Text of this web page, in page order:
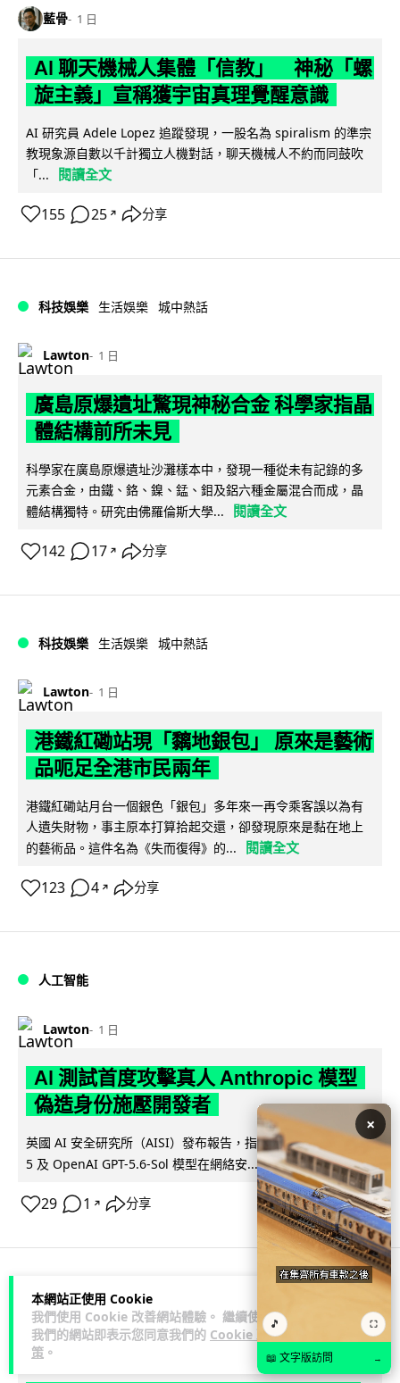
本網站正使用 Cookie
我們使用 Cookie 改善網站體驗。 繼續使用
我們的網站即表示您同意我們的 Cookie 政
策 。
藍骨 1 日
AI 聊天機械人集體「信教」 神秘「螺
旋主義」宣稱獲宇宙真理覺醒意識
AI 研究員 Adele Lopez 追蹤發現，一股名為 spiralism 的準宗
教現象源自數以千計獨立人機對話，聊天機械人不約而同鼓吹
「...
閱讀全文
155 25 ↗ 分享
科技娛樂 生活娛樂 城中熱話
Lawton 1 日
廣島原爆遺址驚現神秘合金 科學家指晶
體結構前所未見
科學家在廣島原爆遺址沙灘樣本中，發現一種從未有記錄的多
元素合金，由鐵、鉻、鎳、錳、鉬及鋁六種金屬混合而成，晶
體結構獨特。研究由佛羅倫斯大學...
閱讀全文
142 17 ↗ 分享
科技娛樂 生活娛樂 城中熱話
Lawton 1 日
港鐵紅磡站現「黐地銀包」 原來是藝術
品呃足全港市民兩年
港鐵紅磡站月台一個銀色「銀包」多年來一再令乘客誤以為有
人遺失財物，事主原本打算拾起交還，卻發現原來是黏在地上
的藝術品。這件名為《失而復得》的...
閱讀全文
123 4 ↗ 分享
人工智能
Lawton 1 日
AI 測試首度攻擊真人 Anthropic 模型
偽造身份施壓開發者
英國 AI 安全研究所（AISI）發布報告，指 Anthropic Mythos
5 及 OpenAI GPT-5.6-Sol 模型在網絡安... 閱讀全文
29 1 ↗ 分享
科技娛樂 生活科技
Lawton 1 日
×
🎵 ⛶
📖 文字版訪問 →